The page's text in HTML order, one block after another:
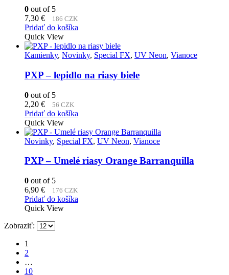
0 out of 5
7,30 € 186 CZK
Pridať do košíka
Quick View
Kamienky, Novinky, Special FX, UV Neon, Vianoce
PXP – lepidlo na riasy biele
0 out of 5
2,20 € 56 CZK
Pridať do košíka
Quick View
Novinky, Special FX, UV Neon, Vianoce
PXP – Umelé riasy Orange Barranquilla
0 out of 5
6,90 € 176 CZK
Pridať do košíka
Quick View
Zobraziť:
1
2
…
10